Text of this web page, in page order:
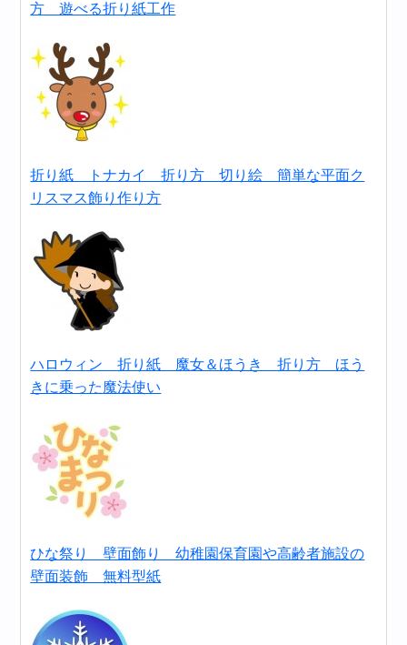
方 遊べる折り紙工作
折り紙 トナカイ 折り方 切り絵 簡単な平面ク
リスマス飾り作り方
ハロウィン 折り紙 魔女＆ほうき 折り方 ほう
きに乗った魔法使い
ひな祭り 壁面飾り 幼稚園保育園や高齢者施設の
壁面装飾 無料型紙